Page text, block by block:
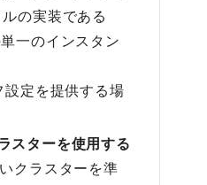
の実装である
一のインスタン
設定を提供する場
スターを使用する
クラスターを準